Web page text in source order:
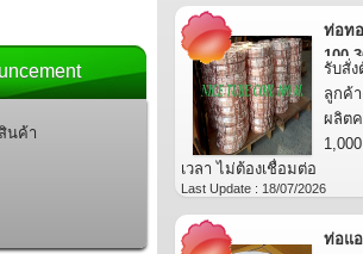
ด้วยน้ำเย็น หรือ การต่อระ
อุณหภูมิเย็นไหลผ่านท่อทอ
สามารถใช้ได้หลายอุตสา
อาหาร.
Last Update : 18/07/2026
ท่อท
100-
รับสั่
ลูกค้
ผลิต
เวลา ไม่ต้องเชื่อมต่อ
Last Update : 18/07/2026
ท่อแอ
นค้า